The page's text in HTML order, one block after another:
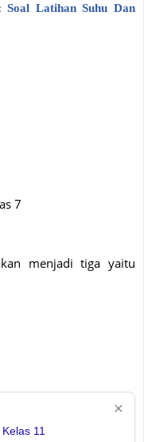
:Soal Latihan Suhu Dan
7
menjadi tiga yaitu
11